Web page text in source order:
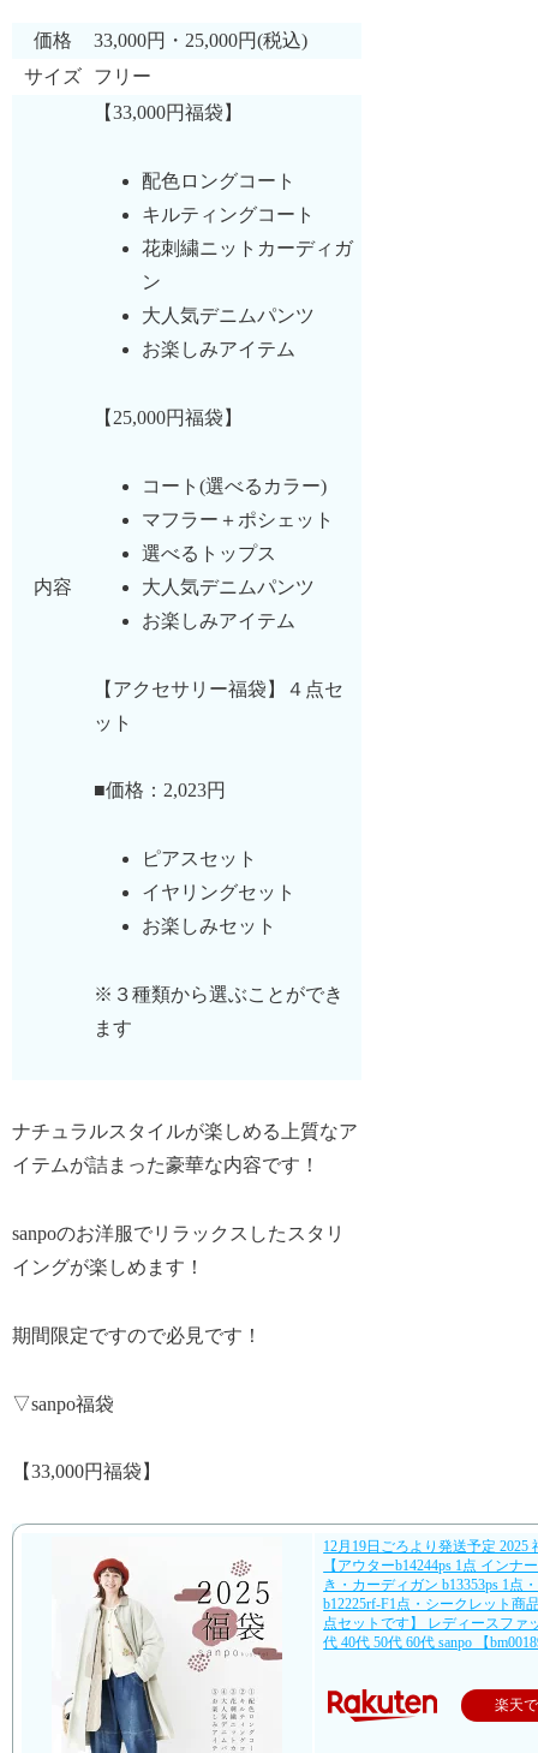
価格
33,000円・25,000円(税込)
サイズ
フリー
内容
【33,000円福袋】
配色ロングコート
キルティングコート
花刺繍ニットカーディガ
ン
大人気デニムパンツ
お楽しみアイテム
【25,000円福袋】
コート(選べるカラー)
マフラー＋ポシェット
選べるトップス
大人気デニムパンツ
お楽しみアイテム
【アクセサリー福袋】４点セ
ット
■価格：2,023円
ピアスセット
イヤリングセット
お楽しみセット
※３種類から選ぶことができ
ます
ナチュラルスタイルが楽しめる上質なア
イテムが詰まった豪華な内容です！
sanpoのお洋服でリラックスしたスタリ
イングが楽しめます！
期間限定ですので必見です！
▽sanpo福袋
【33,000円福袋】
12月19日ごろより発送予定 2025
【アウターb14244ps 1点 インナ
き・カーディガン b13353ps 1点
b12225rf-F1点・シークレット商
点セットです】 レディースファ
代 40代 50代 60代 sanpo 【
楽天